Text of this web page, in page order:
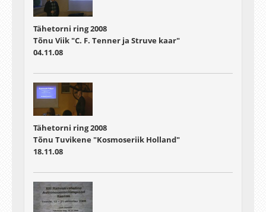
Tähetorni ring 2008
Tõnu Viik "C. F. Tenner ja Struve kaar"
04.11.08
Tähetorni ring 2008
Tõnu Tuvikene "Kosmoseriik Holland"
18.11.08